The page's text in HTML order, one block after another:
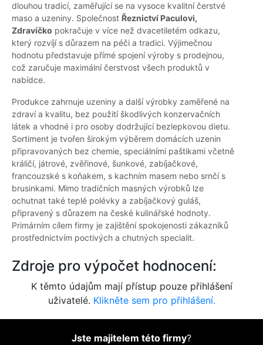
dlouhou tradicí, zaměřující se na vysoce kvalitní čerstvé
maso a uzeniny. Společnost Řeznictví Paculovi,
Zdravíčko pokračuje v více než dvacetiletém odkazu,
který rozvíjí s důrazem na péči a tradici. Výjimečnou
hodnotu představuje přímé spojení výroby s prodejnou,
což zaručuje maximální čerstvost všech produktů v
nabídce.
Produkce zahrnuje uzeniny a další výrobky zaměřené na
zdraví a kvalitu, bez použití škodlivých konzervačních
látek a vhodné i pro osoby dodržující bezlepkovou dietu.
Sortiment je tvořen širokým výběrem domácích uzenin
připravovaných bez chemie, speciálními paštikami včetně
králičí, játrové, zvěřinové, šunkové, zabíjačkové,
francouzské s koňakem, s kachním masem nebo srnčí s
brusinkami. Mimo tradičních masných výrobků lze
ochutnat také teplé polévky a zabíjačkový guláš,
připravený s důrazem na české kulinářské hodnoty.
Primárním cílem firmy je zajištění spokojenosti zákazníků
prostřednictvím poctivých a chutných specialit.
Zdroje pro výpočet hodnocení:
K těmto údajům mají přístup pouze přihlášení
uživatelé. Klikněte sem pro přihlášení.
Jste majitelem této firmy?